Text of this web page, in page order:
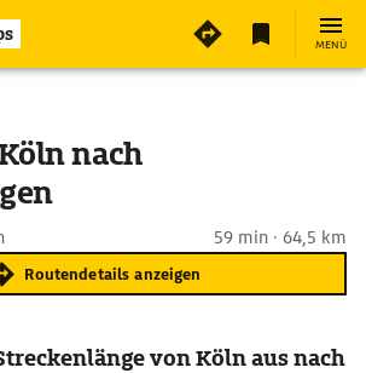
MENÜ
nach
59 min · 64,5 km
Routendetails anzeigen
von Köln aus nach